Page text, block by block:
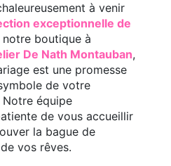
à venir
exceptionnelle de
notre boutique à
De Nath Montauban,
est une promesse
de votre
équipe
de vous accueillir
la bague de
vos rêves.